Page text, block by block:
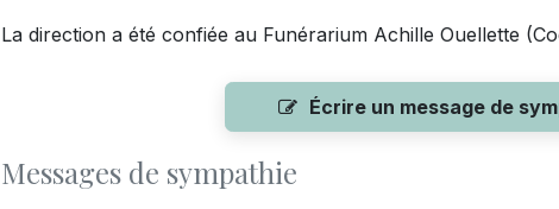
La direction a été confiée au Funérarium Achille Ouellette
Écrire un message de
Messages de sympathie